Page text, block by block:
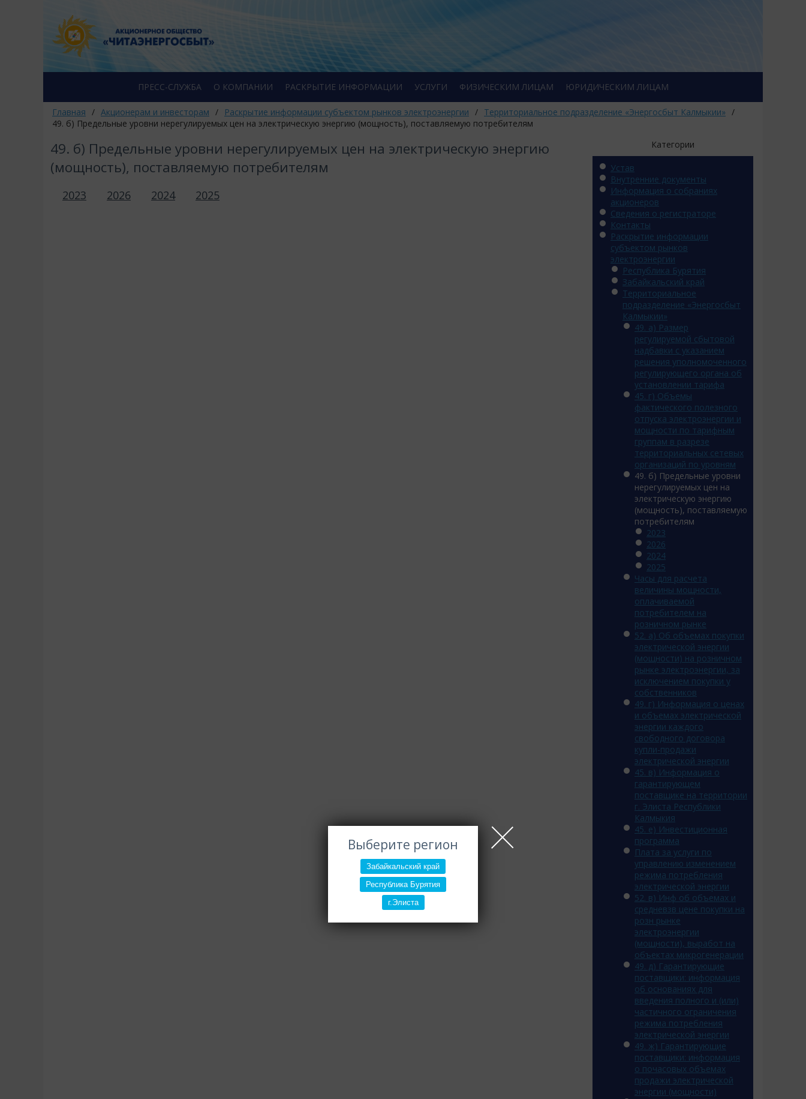
Выберите регион
Забайкальский край
Республика Бурятия
г.Элиста
ПРЕСС-СЛУЖБА О КОМПАНИИ РАСКРЫТИЕ ИНФОРМАЦИИ УСЛУГИ ФИЗИЧЕСКИМ ЛИЦАМ ЮРИДИЧЕСКИМ ЛИЦАМ
Главная / Акционерам и инвесторам / Раскрытие информации субъектом рынков электроэнергии / Территориальное подразделение «Энергосбыт Калмыкии» /
49. б) Предельные уровни нерегулируемых цен на электрическую энергию (мощность), поставляемую потребителям
49. б) Предельные уровни нерегулируемых цен на электрическую энергию
(мощность), поставляемую потребителям
2023 2026 2024 2025
Категории
Устав
Внутренние документы
Информация о собраниях
акционеров
Сведения о регистраторе
Контакты
Раскрытие информации
субъектом рынков
электроэнергии
Республика Бурятия
Забайкальский край
Территориальное
подразделение «Энергосбыт
Калмыкии»
49. а) Размер
регулируемой сбытовой
надбавки с указанием
решения уполномоченного
регулирующего органа об
установлении тарифа
45. г) Объемы
фактического полезного
отпуска электроэнергии и
мощности по тарифным
группам в разрезе
территориальных сетевых
организаций по уровням
49. б) Предельные уровни
нерегулируемых цен на
электрическую энергию
(мощность), поставляемую
потребителям
2023
2026
2024
2025
Часы для расчета
величины мощности,
оплачиваемой
потребителем на
розничном рынке
52. а) Об объемах покупки
электрической энергии
(мощности) на розничном
рынке электроэнергии, за
исключением покупки у
собственников
49. г) Информация о ценах
и объемах электрической
энергии каждого
свободного договора
купли-продажи
электрической энергии
45. в) Информация о
гарантирующем
поставщике на территории
г. Элиста Республики
Калмыкия
45. e) Инвестиционная
программа
Плата за услуги по
управлению изменением
режима потребления
электрической энергии
52. в) Инф об объемах и
средневзв цене покупки на
розн рынке
электроэнергии
(мощности), выработ на
объектах микрогенерации
49. д) Гарантирующие
поставщики: информация
об основаниях для
введения полного и (или)
частичного ограничения
режима потребления
электрической энергии
49. ж) Гарантирующие
поставщики: информация
о почасовых объемах
продажи электрической
энергии (мощности)